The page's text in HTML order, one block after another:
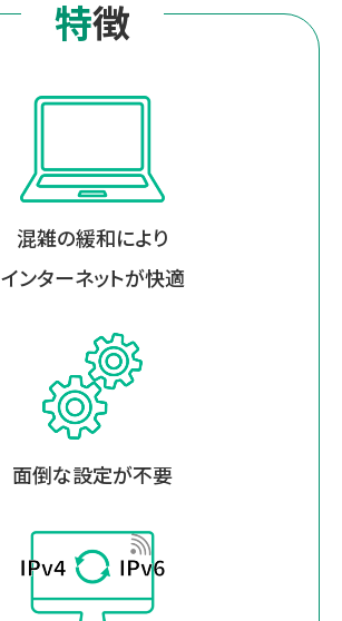
特徴
混雑の緩和により
インターネットが快適
面倒な設定が不要